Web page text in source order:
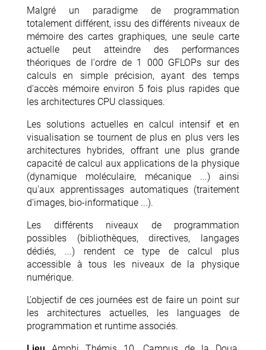
Malgré un paradigme de programmation
totalement différent, issu des différents niveaux de
mémoire des cartes graphiques, une seule carte
actuelle peut atteindre des performances
théoriques de l'ordre de 1 000 GFLOPs sur des
calculs en simple précision, ayant des temps
d'accès mémoire environ 5 fois plus rapides que
les architectures CPU classiques.
Les solutions actuelles en calcul intensif et en
visualisation se tournent de plus en plus vers les
architectures hybrides, offrant une plus grande
capacité de calcul aux applications de la physique
(dynamique moléculaire, mécanique ...) ainsi
qu'aux apprentissages automatiques (traitement
d'images, bio-informatique ...).
Les différents niveaux de programmation
possibles (bibliothèques, directives, langages
dédiés, ...) rendent ce type de calcul plus
accessible à tous les niveaux de la physique
numérique.
L'objectif de ces journées est de faire un point sur
les architectures actuelles, les languages de
programmation et runtime associés.